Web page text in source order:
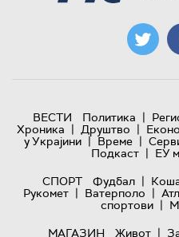
ВЕСТИ Политика |
Хроника | Друштво |
у Украјини | Време |
Подкаст | ЕУ
СПОРТ
Фудбал |
Рукомет | Ватерполо |
спортови |
МАГАЗИН
Живот |